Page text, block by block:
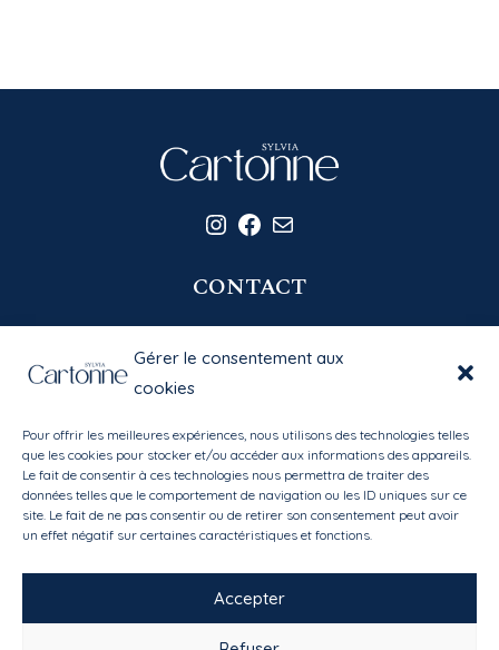
Gérer le consentement aux
cookies
Pour offrir les meilleures expériences, nous utilisons des technologies telles
que les cookies pour stocker et/ou accéder aux informations des appareils.
Le fait de consentir à ces technologies nous permettra de traiter des
données telles que le comportement de navigation ou les ID uniques sur ce
site. Le fait de ne pas consentir ou de retirer son consentement peut avoir
un effet négatif sur certaines caractéristiques et fonctions.
Accepter
Instagram
Facebook
E-mail
CONTACT
contact@sylviacartonne.fr
EN SAVOIR PLUS
Bibliothèque des matières
Mon compte /Mes favoris